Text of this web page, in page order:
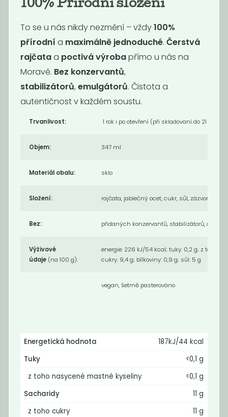
Fermentovaná
199 Kč
Ochucená sůl -
Novinka Novinka
Tahini 420g
119Kč
Tahini 200g
100% Přírodní složení
To se u nás nikdy nezmění – vždy100%
přírodní a maximálně jednoduché. Čerstvá
rajčataa poctivá výrobapřímo u nás na
Moravě. Bez konzervantů,
stabilizátorů, emulgátorů. Čistota a
autentičnostv každém soustu.
Trvanlivost: 1 rok i po otevření (při skladovaní do 21 °C)
Objem: 347 ml
Materiál obalu: sklo
Složení: rajčata, jablečný ocet, cukr, sůl, zázvor,
Bez: přidaných konzervantů, stabilizátorů,
Výživové
údaje (na 100 g):
energie: 226 kJ/54 kcal; tuky: 0,2 g; z toho
cukry: 9,4 g; bílkoviny: 0,9 g; sůl: 5 g
vegan, šetrně pasterováno
Energetická hodnota
187kJ/44 kcal
Tuky
<0,1 g
z toho nasycené mastné kyseliny
<0,1 g
Sacharidy
11 g
z toho cukry
11 g